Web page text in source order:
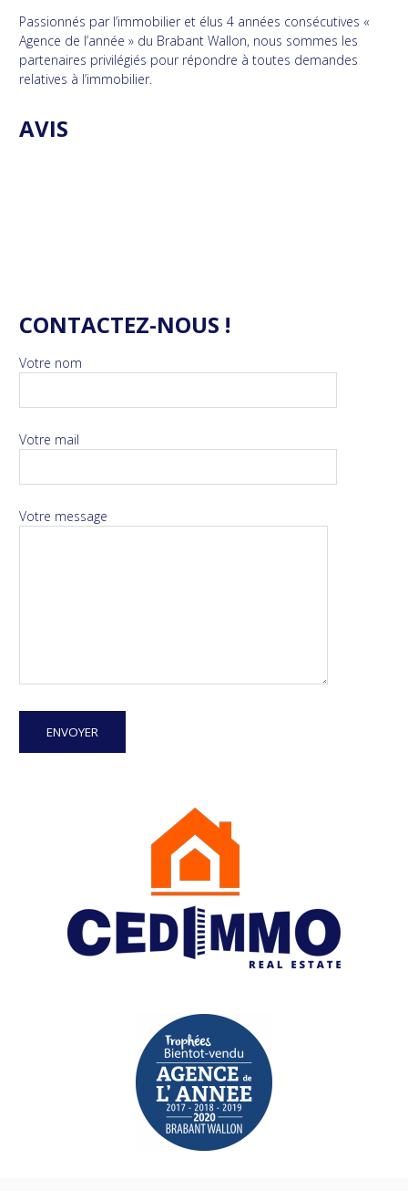
Passionnés par l’immobilier et élus 4 années consécutives «
Agence de l’année » du Brabant Wallon, nous sommes les
partenaires privilégiés pour répondre à toutes demandes
relatives à l’immobilier.
AVIS
CONTACTEZ-NOUS !
Votre nom
Votre mail
Votre message